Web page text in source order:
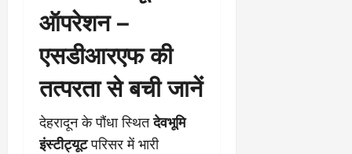
ऑपरेशन –
एसडीआरएफ की
तत्परता से बची जानें
देहरादून के पौंधा स्थितदेवभूमि
इंस्टीट्यूटपरिसर में भारी